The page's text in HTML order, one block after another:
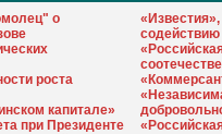
о
роста
капитале»
при Президенте
содействию